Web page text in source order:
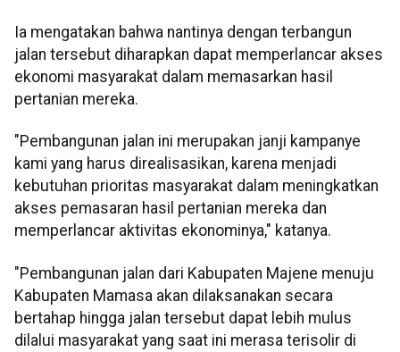
Ia mengatakan bahwa nantinya dengan terbangun
jalan tersebut diharapkan dapat memperlancar akses
ekonomi masyarakat dalam memasarkan hasil
pertanian mereka.
"Pembangunan jalan ini merupakan janji kampanye
kami yang harus direalisasikan, karena menjadi
kebutuhan prioritas masyarakat dalam meningkatkan
akses pemasaran hasil pertanian mereka dan
memperlancar aktivitas ekonominya," katanya.
"Pembangunan jalan dari Kabupaten Majene menuju
Kabupaten Mamasa akan dilaksanakan secara
bertahap hingga jalan tersebut dapat lebih mulus
dilalui masyarakat yang saat ini merasa terisolir di